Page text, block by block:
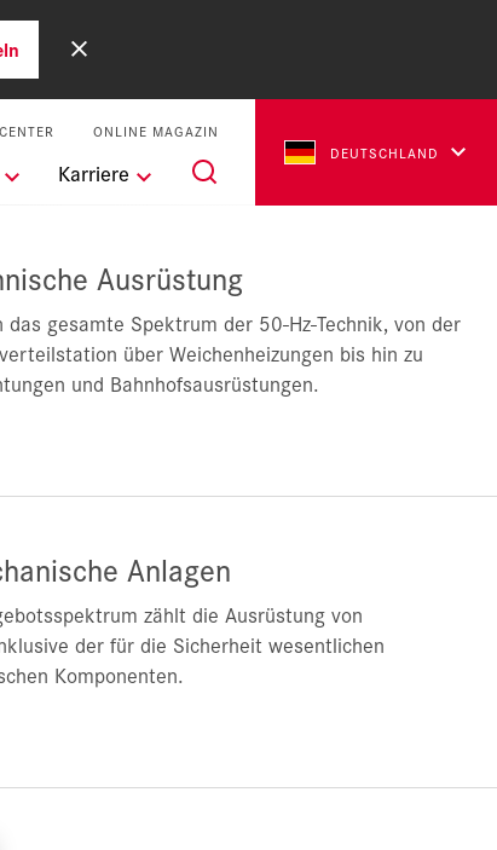
ONLINE MAGAZIN
Karriere
DEUTSCHLAND
Ausrüstung
das gesamte Spektrum der 50-Hz-Technik, von der
über Weichenheizungen bis hin zu
und Bahnhofsausrüstungen.
Anlagen
zählt die Ausrüstung von
der für die Sicherheit wesentlichen
Komponenten.